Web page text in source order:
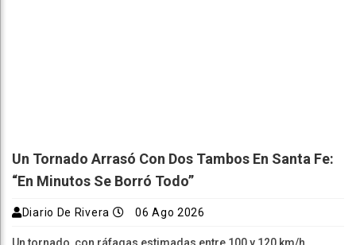
Un Tornado Arrasó Con Dos Tambos En Santa Fe:
“En Minutos Se Borró Todo”
Diario De Rivera 06 Ago 2026